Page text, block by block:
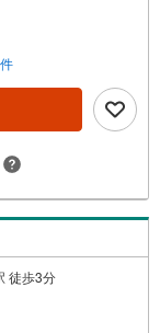
る授乳室も完備お
ざいます■ご来場の
内・現地を見学す
■現地ご案内■お客
ご案内します。お
ください〇ご希望
紹介（30分～）■
応え致します！
入店時の検温とア
ブースでは、お席
営業車に乗降車時
す〇物件見学用に
意します。
徒歩3分